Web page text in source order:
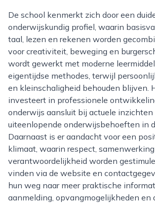
De school kenmerkt zich door een duidelijk
onderwijskundig profiel, waarin
taal, lezen en rekenen worden
voor creativiteit, beweging en
wordt gewerkt met moderne
eigentijdse methodes, terwijl
en kleinschaligheid behouden blijven.
investeert in professionele
onderwijs aansluit bij actuele inzichten
uiteenlopende onderwijsbehoeften in
Daarnaast is er aandacht voor een
klimaat, waarin respect,
verantwoordelijkheid worden
vinden via de website en
hun weg naar meer praktische
aanmelding, opvangmogelijkheden en